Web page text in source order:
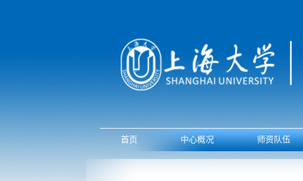
首页 中心概况 师资队伍